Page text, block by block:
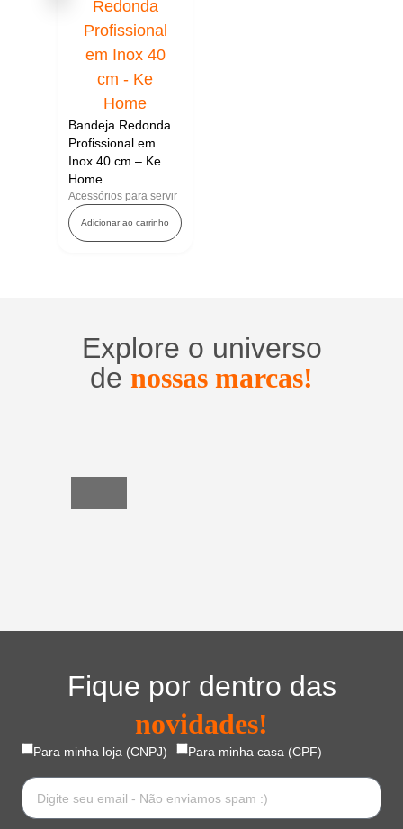
Bandeja Redonda
Profissional em
Inox 40 cm – Ke
Home
Acessórios para servir
Adicionar ao carrinho
Explore o universo
de nossas marcas!
Fique por dentro das
novidades!
Para minha loja (CNPJ) Para minha casa (CPF)